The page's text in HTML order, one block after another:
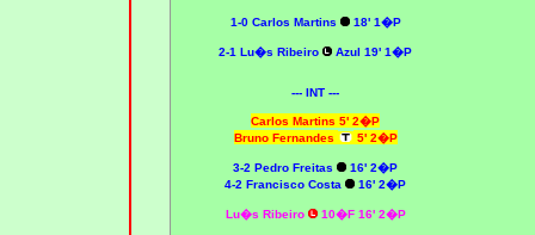
1-0 Carlos Martins 18' 1�P
2-1 Lu�s Ribeiro Azul 19' 1�P
--- INT ---
Carlos Martins 5' 2�P
Bruno Fernandes
5' 2�P
3-2 Pedro Freitas
16' 2�P
4-2 Francisco Costa 16' 2�P
Lu�s Ribeiro 10�F 16' 2�P